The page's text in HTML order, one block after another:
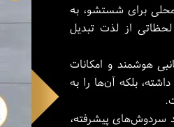
محلی برای شستشو، به
از لذت تبدیل
هوشمند و امکانات
بلکه آن‌ها را به
سردوش‌های پیشرفته،